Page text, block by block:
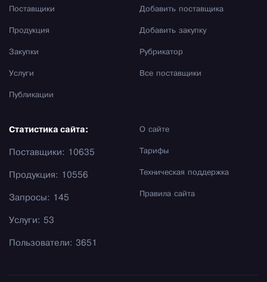
Поставщики
Продукция
Закупки
Услуги
Публикации
Добавить поставщика
Добавить закупку
Рубрикатор
Все поставщики
О сайте
Тарифы
Техническая поддержка
Правила сайта
Статистика сайта:
Поставщики: 10635
Продукция: 10556
Запросы: 145
Услуги: 53
Пользователи: 3651